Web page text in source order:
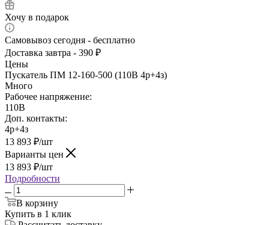
Хочу в подарок
Самовывоз сегодня - бесплатно
Доставка завтра - 390 ₽
Цены
Пускатель ПМ 12-160-500 (110В 4р+4з)
Много
Рабочее напряжение:
110В
Доп. контакты:
4р+4з
13 893 ₽/шт
Варианты цен
13 893 ₽/шт
Подробности
В корзину
Купить в 1 клик